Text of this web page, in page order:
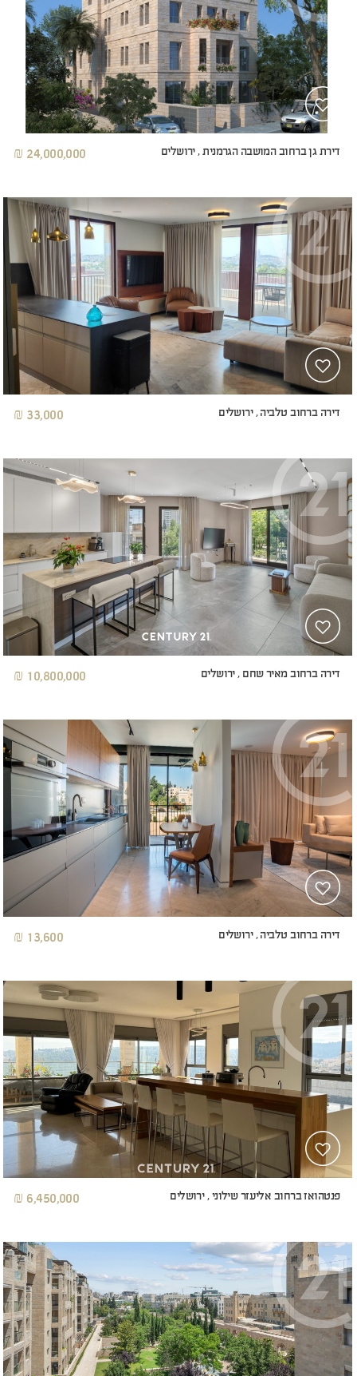
דירת גן ברחוב המושבה הגרמנית , ירושלים 24,000,000 ₪
דירה ברחוב טלביה , ירושלים 33,000 ₪
דירה ברחוב מאיר שחם , ירושלים 10,800,000 ₪
דירה ברחוב טלביה , ירושלים 13,600 ₪
פנטהואז ברחוב אליעזר שילוני , ירושלים 6,450,000 ₪